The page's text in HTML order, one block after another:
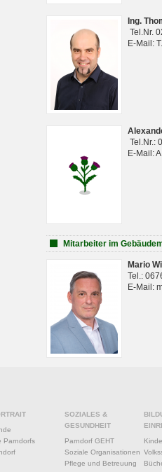
Ing.
Tel.Nr.
E-Mail:
Tel.Nr.:
E-Mail:
Mitarbeiter im
Mario
Tel.:
E-Mail:
Parndorfs
SOZIALES &
GESUNDHEIT
Parndorf GEHT
Soziale Organisationen
Pflege und Betreuung